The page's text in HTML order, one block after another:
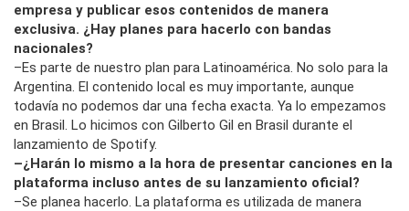
empresa y publicar esos contenidos de manera
exclusiva. ¿Hay planes para hacerlo con bandas
nacionales?
–Es parte de nuestro plan para Latinoamérica. No solo para la
Argentina. El contenido local es muy importante, aunque
todavía no podemos dar una fecha exacta. Ya lo empezamos
en Brasil. Lo hicimos con Gilberto Gil en Brasil durante el
lanzamiento de Spotify.
–¿Harán lo mismo a la hora de presentar canciones en la
plataforma incluso antes de su lanzamiento oficial?
–Se planea hacerlo. La plataforma es utilizada de manera